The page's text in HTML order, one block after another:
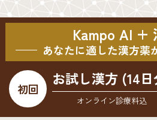
Kampo AI +
あなたに適した漢方薬
初回
お試し漢方 (14
オンライン診療料込